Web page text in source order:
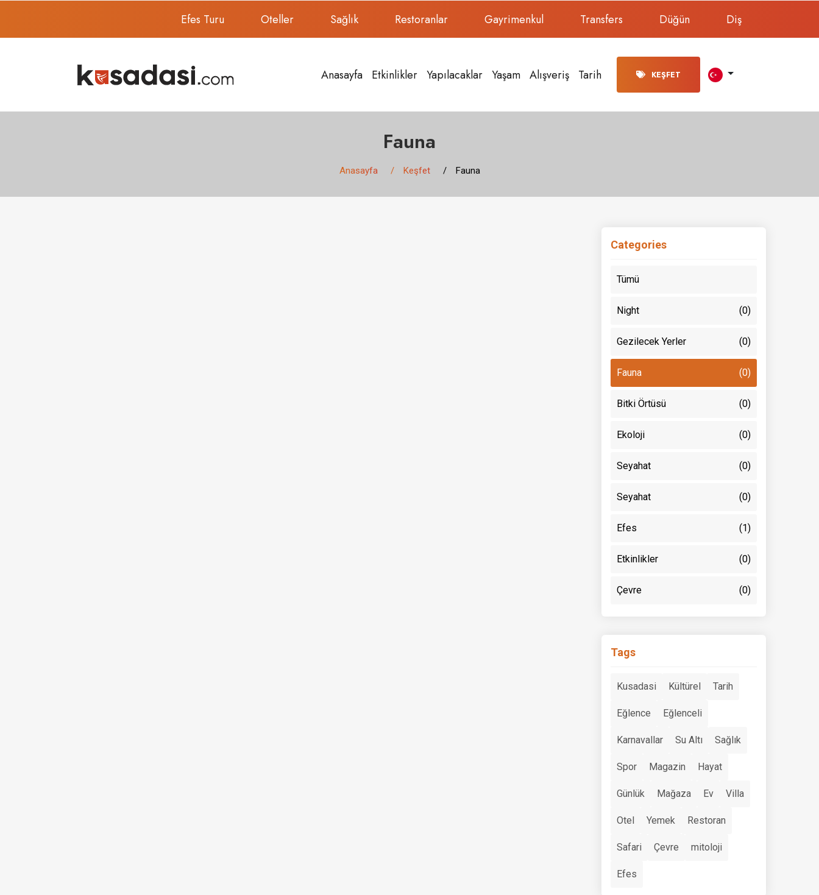
Efes Turu Oteller Sağlık Restoranlar Gayrimenkul Transfers Düğün Diş
Anasayfa Etkinlikler Yapılacaklar Yaşam Alışveriş Tarih KEŞFET
Fauna
Anasayfa Keşfet Fauna
Categories
Tümü
Night (0)
Gezilecek Yerler (0)
Fauna (0)
Bitki Örtüsü (0)
Ekoloji (0)
Seyahat (0)
Seyahat (0)
Efes (1)
Etkinlikler (0)
Çevre (0)
Tags
Kusadasi Kültürel Tarih
Eğlence Eğlenceli
Karnavallar Su Altı Sağlık
Spor Magazin Hayat
Günlük Mağaza Ev Villa
Otel Yemek Restoran
Safari Çevre mitoloji
Efes